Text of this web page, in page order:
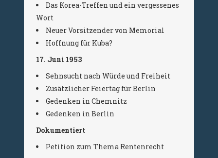
Das Korea-Treffen und ein vergessenes
Wort
Neuer Vorsitzender von Memorial
Hoffnung für Kuba?
17. Juni 1953
Sehnsucht nach Würde und Freiheit
Zusätzlicher Feiertag für Berlin
Gedenken in Chemnitz
Gedenken in Berlin
Dokumentiert
Petition zum Thema Rentenrecht